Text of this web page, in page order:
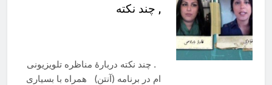
, چند نکته
. چند نکته دربارهٔ مناظره تلویزیونی
ام در برنامه (آنتن) همراه با بسیاری